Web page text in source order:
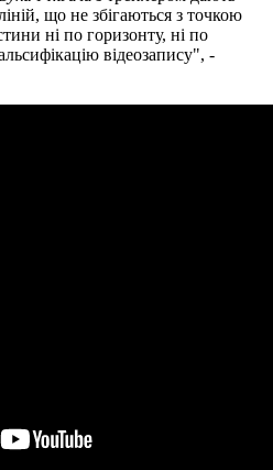
що не збігаються з точкою
ні по горизонту, ні по
відеозапису", -